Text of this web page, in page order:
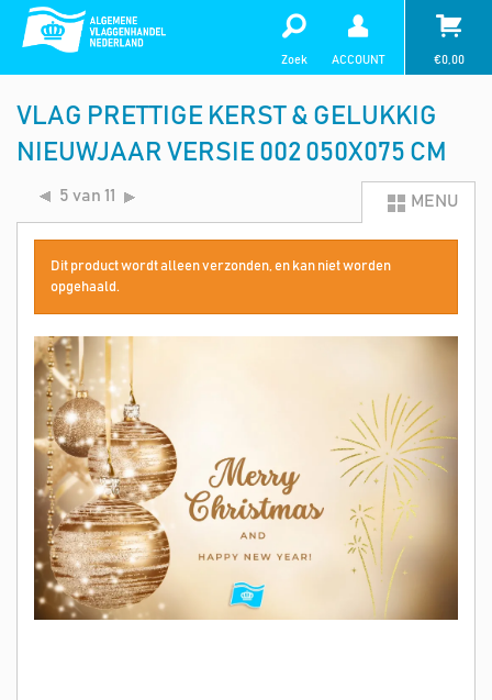
Zoek ACCOUNT €0,00
VLAG PRETTIGE KERST & GELUKKIG
NIEUWJAAR VERSIE 002 050X075 CM
5 van 11 MENU
Dit product wordt alleen verzonden, en kan niet worden
opgehaald.